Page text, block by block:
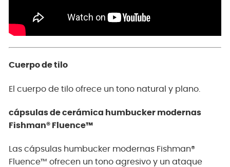
Cuerpo de tilo
El cuerpo de tilo ofrece un tono natural y plano.
cápsulas de cerámica humbucker modernas
Fishman® Fluence™
Las cápsulas humbucker modernas Fishman®
Fluence™ ofrecen un tono agresivo y un ataque